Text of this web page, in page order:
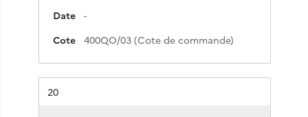
Date
-
Cote
400QO/03 (Cote de commande)
Résultat n°
20